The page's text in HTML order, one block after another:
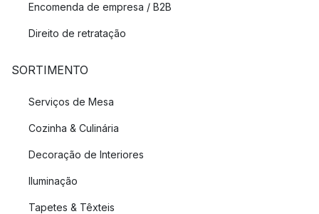
Encomenda de empresa / B2B
Direito de retratação
SORTIMENTO
Serviços de Mesa
Cozinha & Culinária
Decoração de Interiores
Iluminação
Tapetes & Têxteis